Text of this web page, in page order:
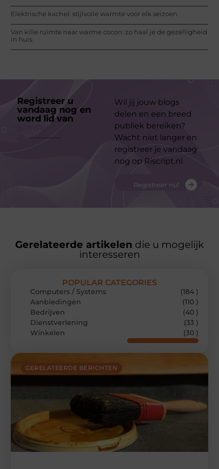
Elektrische kachel: stijlvolle warmte voor elk seizoen
Van kille ruimte naar warme cocon: zo haal je de gezelligheid
in huis
Registreer u
vandaag nog en
word lid van
Wil jij jouw blogs
delen en een breed
publiek bereiken?
Wacht niet langer en
registreer je vandaag
nog op Riscript.nl
Registreer nu!
Gerelateerde artikelen die u mogelijk
interesseren
GERELATEERDE BERICHTEN
POPULAR CATEGORIES
Computers / Systems
(184 )
Aanbiedingen
(110 )
Bedrijven
(40 )
Dienstverlening
(33 )
Winkelen
(30 )